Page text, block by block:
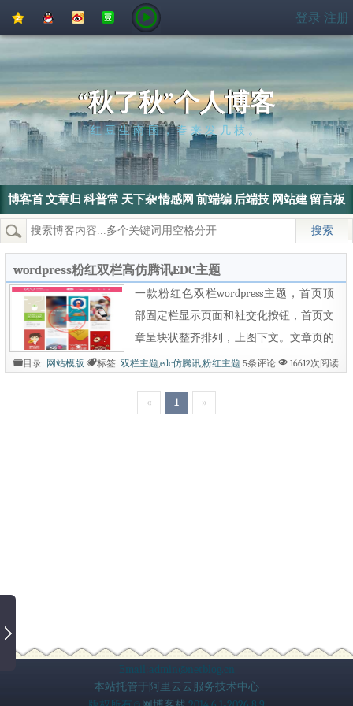
间
友
微
博
登录 注册
“秋了秋”个人博客
红豆生南国，春来发几枝。
博客首
页
文章归
档
科普常
识
天下杂
侃
情感网
文
前端编
程
后端技 网站建 留言板
SEO优化
wordpress粉红双栏高仿腾讯EDC主题
一款粉红色双栏wordpress主题，首页顶
部固定栏显示页面和社交化按钮，首页文
章呈块状整齐排列，上图下文。文章页的
侧边栏包括页面，搜索，近期文章，近期
能。是一款适用于摄影图片分享的wordpr
目录: 网站模版 标签: 双栏主题,edc仿腾讯,粉红主题 5条评论 16612次阅读
« 1 »
Email:admin@netblog.cn
本站托管于阿里云云服务技术中心